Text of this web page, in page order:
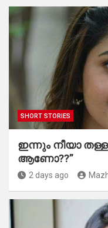
SHORT STORIES
ഇന്നും നീയാ
ആണോ??”
2 days ago